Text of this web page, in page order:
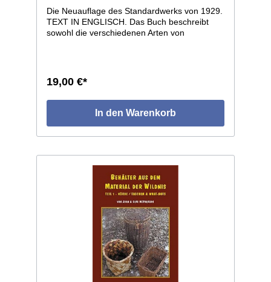
Die Neuauflage des Standardwerks von 1929.
TEXT IN ENGLISCH. Das Buch beschreibt
sowohl die verschiedenen Arten von
sowie auch das breite Sortiment an
Handelsperlen aus europäischer Produktion.
Ein wesentlicher Teil des Buches befasst sich
mit den verschiedenen Techniken der
19,00 €*
In den Warenkorb